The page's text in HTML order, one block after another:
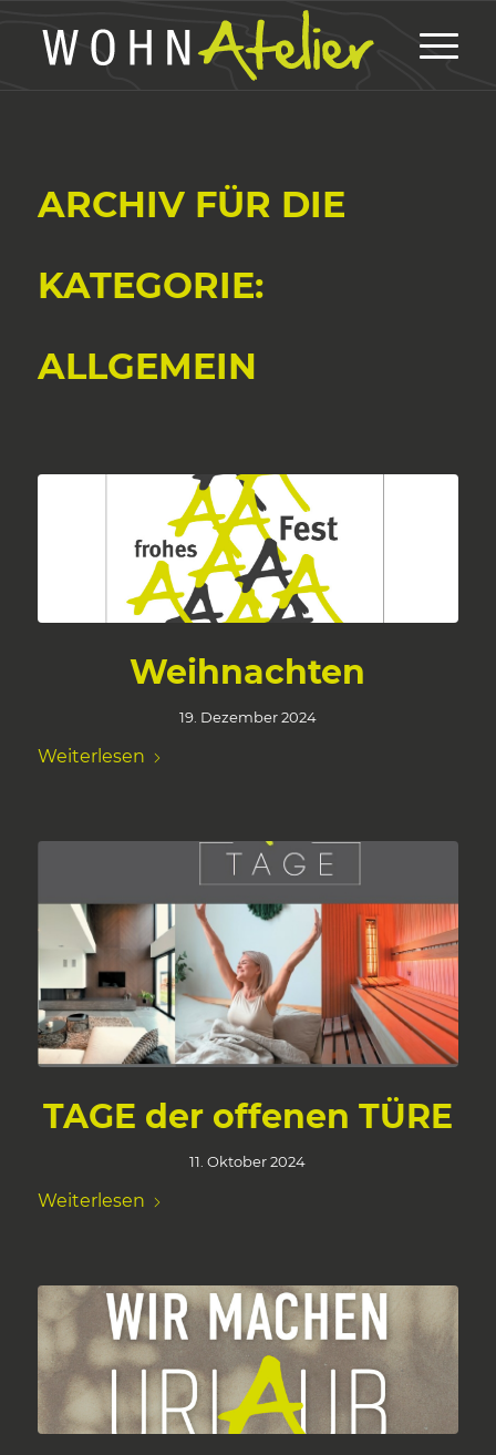
ARCHIV FÜR DIE
KATEGORIE:
ALLGEMEIN
Weihnachten
19. Dezember 2024
Weiterlesen
TAGE der offenen TÜRE
11. Oktober 2024
Weiterlesen